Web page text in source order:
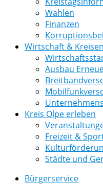
Wahlen
Finanzen
Wirtschaft &
Ausbau
Kreis Olpe erleben
Freizeit &
Städte und
Bürgerservice